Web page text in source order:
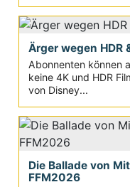
Ärger wegen HDR
Abonnenten können
keine 4K und HDR
von Disney...
Die Ballade von
FFM2026